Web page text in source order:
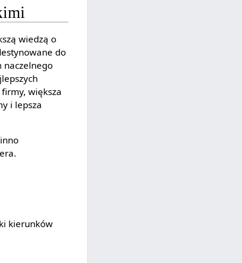
wiedzą o
do
naczelnego
firmy, większa
i lepsza
kierunków